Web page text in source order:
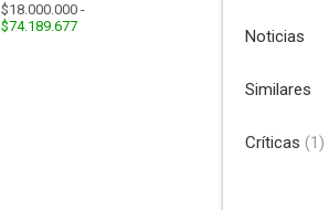
$18.000.000 -
$74.189.677
Noticias
Similares
Críticas (1)